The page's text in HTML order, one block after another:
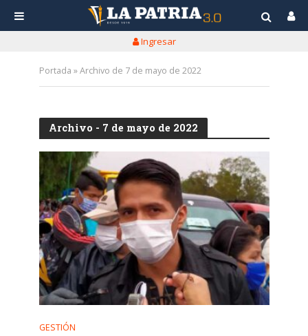
Ingresar
Portada »Archivo de 7 de mayo de 2022
Archivo - 7 de mayo de 2022
GESTIÓN